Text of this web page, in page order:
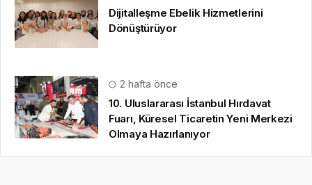
Dijitalleşme Ebelik Hizmetlerini
Dönüştürüyor
2 hafta önce
10. Uluslararası İstanbul Hırdavat
Fuarı, Küresel Ticaretin Yeni Merkezi
Olmaya Hazırlanıyor